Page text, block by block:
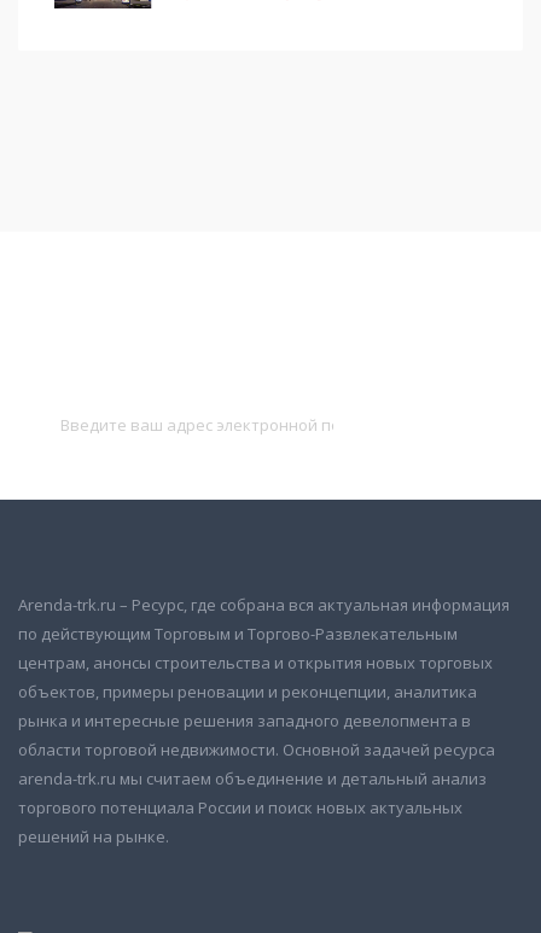
Arenda-trk.ru – Ресурс, где собрана вся актуальная информация
по действующим Торговым и Торгово-Развлекательным
центрам, анонсы строительства и открытия новых торговых
объектов, примеры реновации и реконцепции, аналитика
рынка и интересные решения западного девелопмента в
области торговой недвижимости. Основной задачей ресурса
arenda-trk.ru мы считаем объединение и детальный анализ
торгового потенциала России и поиск новых актуальных
решений на рынке.